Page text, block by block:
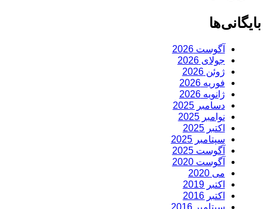
بایگانی‌ها
آگوست 2026
جولای 2026
ژوئن 2026
فوریه 2026
ژانویه 2026
دسامبر 2025
نوامبر 2025
اکتبر 2025
سپتامبر 2025
آگوست 2025
آگوست 2020
می 2020
اکتبر 2019
اکتبر 2016
سپتامبر 2016